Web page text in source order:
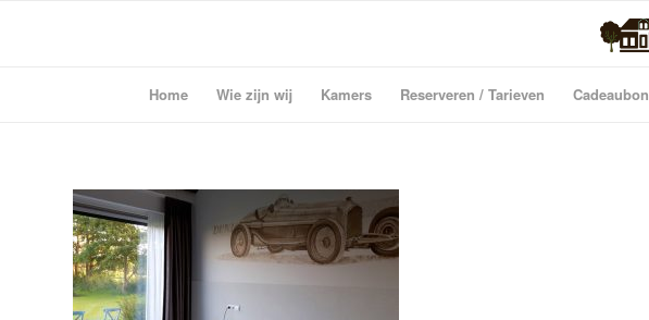
Home Wie zijn wij Kamers Reserveren / Tarieven Cadeaubon